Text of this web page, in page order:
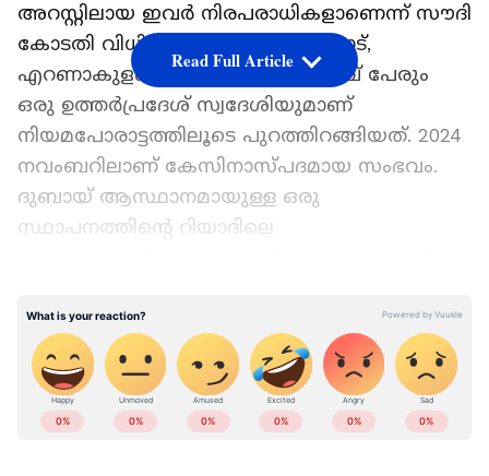
അറസ്റ്റിലായ ഇവർ നിരപരാധികളാണെന്ന് സൗദി
കോടതി വിധിച്ചു. മലപ്പുറം, പാലക്കാട്,
എറണാകുളം സ്വദേശികളായ അഞ്ച് പേരും
ഒരു ഉത്തർപ്രദേശ് സ്വദേശിയുമാണ്
നിയമപോരാട്ടത്തിലൂടെ പുറത്തിറങ്ങിയത്. 2024
നവംബറിലാണ് കേസിനാസ്പദമായ സംഭവം.
ദുബായ് ആസ്ഥാനമായുള്ള ഒരു
സ്ഥാപനത്തിന്റെ റിയാദിലെ
സൗദി നാർക്കോട്ടിക് വിഭാഗം പിടികൂടിയിരുന്നു.
Add Asianetnews as a Preferred
Source
Read Full Article